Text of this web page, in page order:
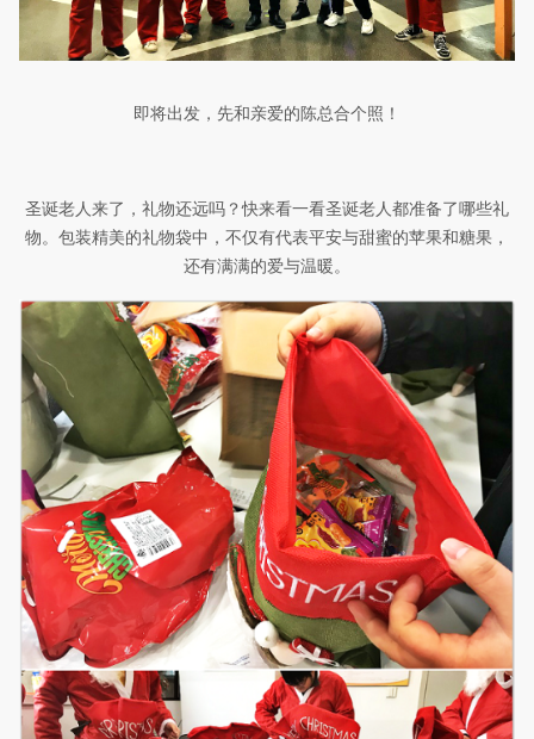
即将出发，先和亲爱的陈总合个照！
圣诞老人来了，礼物还远吗？快来看一看圣诞老人都准备了哪些礼
物。包装精美的礼物袋中，不仅有代表平安与甜蜜的苹果和糖果，
还有满满的爱与温暖。